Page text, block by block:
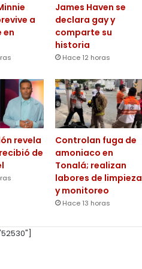
a
en
James Haven se
declara gay y
comparte su
historia
Hace 12 horas
revela
de
Controlan fuga de
amoniaco en
Tonalá; realizan
labores de limpieza
y monitoreo
Hace 13 horas